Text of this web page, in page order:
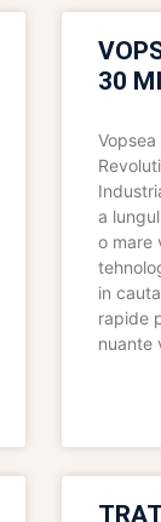
30
a
o mare
in
rapide
nuante